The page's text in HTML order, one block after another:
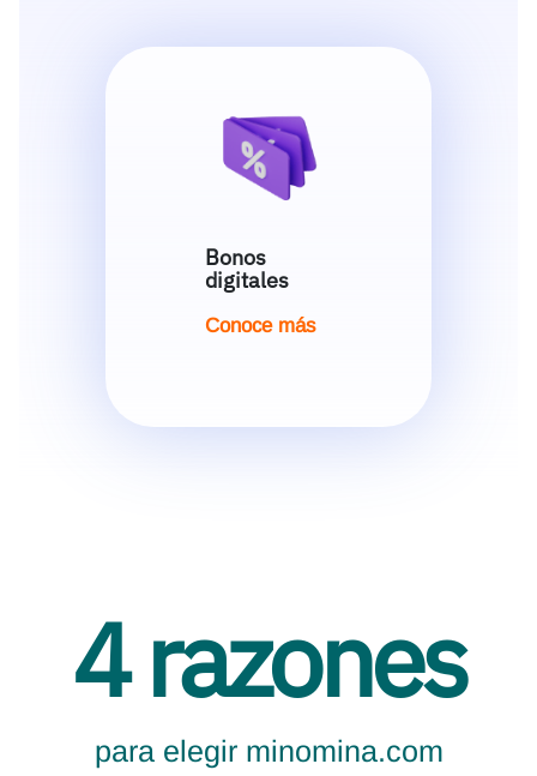
Bonos
digitales
Conoce más
4 razones
para elegir minomina.com